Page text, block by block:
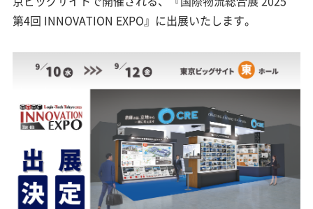
第4回 INNOVATION EXPO』に出展いたします。